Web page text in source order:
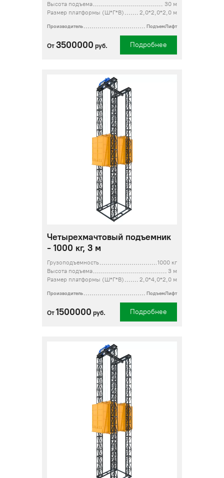
Высота подъема
30 м
Размер платформы (Ш*Г*В)
2,0*2,0*2,0 м
Производитель ПодъемЛифт
От 3500000 руб. Подробнее
Четырехмачтовый подъемник
- 1000 кг, 3 м
Грузоподъемность
1000 кг
Высота подъема
3 м
Размер платформы (Ш*Г*В)
2,0*4,0*2,0 м
Производитель ПодъемЛифт
От 1500000 руб. Подробнее